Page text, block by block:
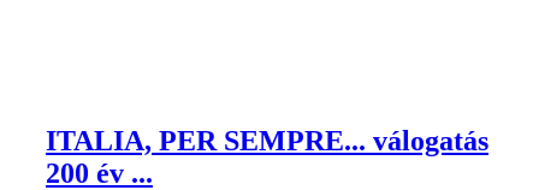
ITALIA, PER SEMPRE... válogatás
200 év ...